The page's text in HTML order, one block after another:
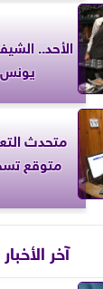
الأحد..
متوقع
آخر الأخبار